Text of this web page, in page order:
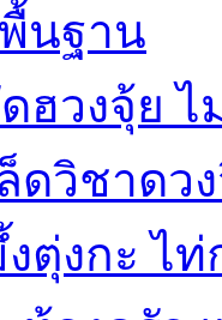
นฐาน
ฮวงจุ้ย ไ
ดวิชาดว
ตุ่งกะ ไ